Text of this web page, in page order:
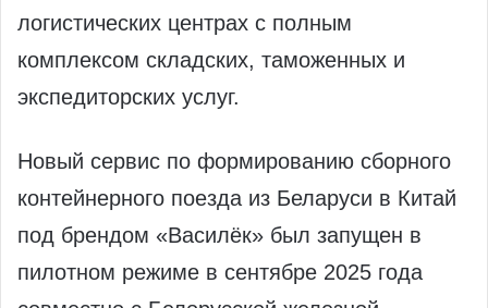
логистических центрах с полным
комплексом складских, таможенных и
экспедиторских услуг.
Новый сервис по формированию сборного
контейнерного поезда из Беларуси в Китай
под брендом «Василёк» был запущен в
пилотном режиме в сентябре 2025 года